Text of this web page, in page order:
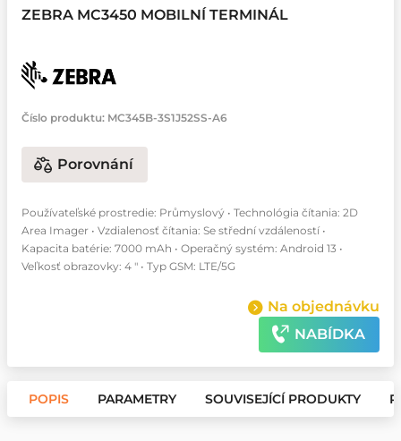
ZEBRA MC3450 MOBILNÍ TERMINÁL
Číslo produktu: MC345B-3S1J52SS-A6
Porovnání
Používateľské prostredie: Průmyslový • Technológia čítania: 2D
Area Imager • Vzdialenosť čítania: Se střední vzdáleností •
Kapacita batérie: 7000 mAh • Operačný systém: Android 13 •
Veľkosť obrazovky: 4 " • Typ GSM: LTE/5G
Na objednávku
NABÍDKA
POPIS PARAMETRY SOUVISEJÍCÍ PRODUKTY